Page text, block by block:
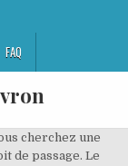
FAQ
cherchez une
de passage. Le